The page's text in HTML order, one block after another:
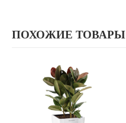
ПОХОЖИЕ ТОВАРЫ